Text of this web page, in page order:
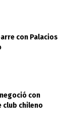
con Palacios
con
club chileno